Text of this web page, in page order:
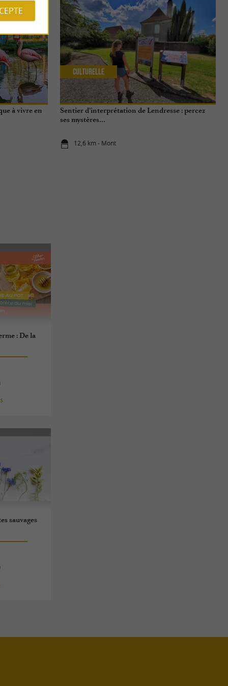
à vivre en
Sentier d’interprétation de Lendresse : percez
ses mystères…
12,6 km - Mont
Culturelle
: De la
sauvages